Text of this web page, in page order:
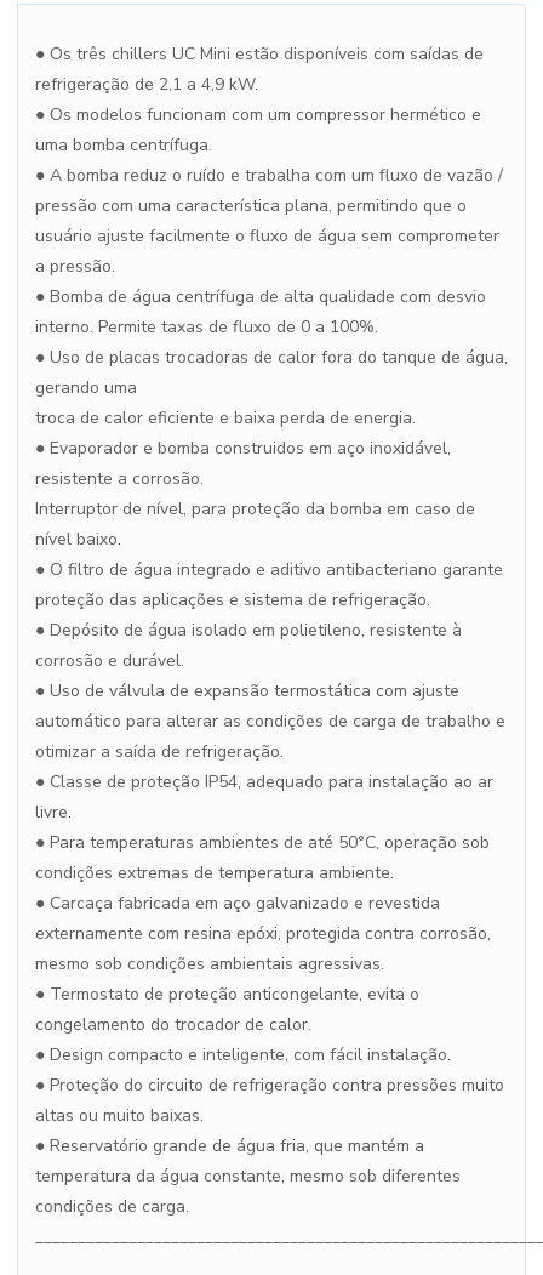
● Os três chillers UC Mini estão disponíveis com saídas de
refrigeração de 2,1 a 4,9 kW.
● Os modelos funcionam com um compressor hermético e
uma bomba centrífuga.
● A bomba reduz o ruído e trabalha com um fluxo de vazão /
pressão com uma característica plana, permitindo que o
usuário ajuste facilmente o fluxo de água sem comprometer
a pressão.
● Bomba de água centrífuga de alta qualidade com desvio
interno. Permite taxas de fluxo de 0 a 100%.
● Uso de placas trocadoras de calor fora do tanque de água,
gerando uma
troca de calor eficiente e baixa perda de energia.
● Evaporador e bomba construidos em aço inoxidável,
resistente a corrosão.
Interruptor de nível, para proteção da bomba em caso de
nível baixo.
● O filtro de água integrado e aditivo antibacteriano garante
proteção das aplicações e sistema de refrigeração.
● Depósito de água isolado em polietileno, resistente à
corrosão e durável.
● Uso de válvula de expansão termostática com ajuste
automático para alterar as condições de carga de trabalho e
otimizar a saída de refrigeração.
● Classe de proteção IP54, adequado para instalação ao ar
livre.
● Para temperaturas ambientes de até 50°C, operação sob
condições extremas de temperatura ambiente.
● Carcaça fabricada em aço galvanizado e revestida
externamente com resina epóxi, protegida contra corrosão,
mesmo sob condições ambientais agressivas.
● Termostato de proteção anticongelante, evita o
congelamento do trocador de calor.
● Design compacto e inteligente, com fácil instalação.
● Proteção do circuito de refrigeração contra pressões muito
altas ou muito baixas.
● Reservatório grande de água fria, que mantém a
temperatura da água constante, mesmo sob diferentes
condições de carga.